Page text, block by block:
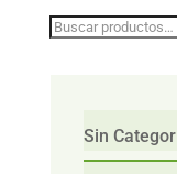
Buscar
Sin